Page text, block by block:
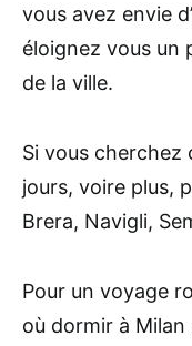
vous avez envie
éloignez vous un
de la ville.
Si vous cherchez
jours, voire plus,
Brera, Navigli,
Pour un voyage
où dormir à